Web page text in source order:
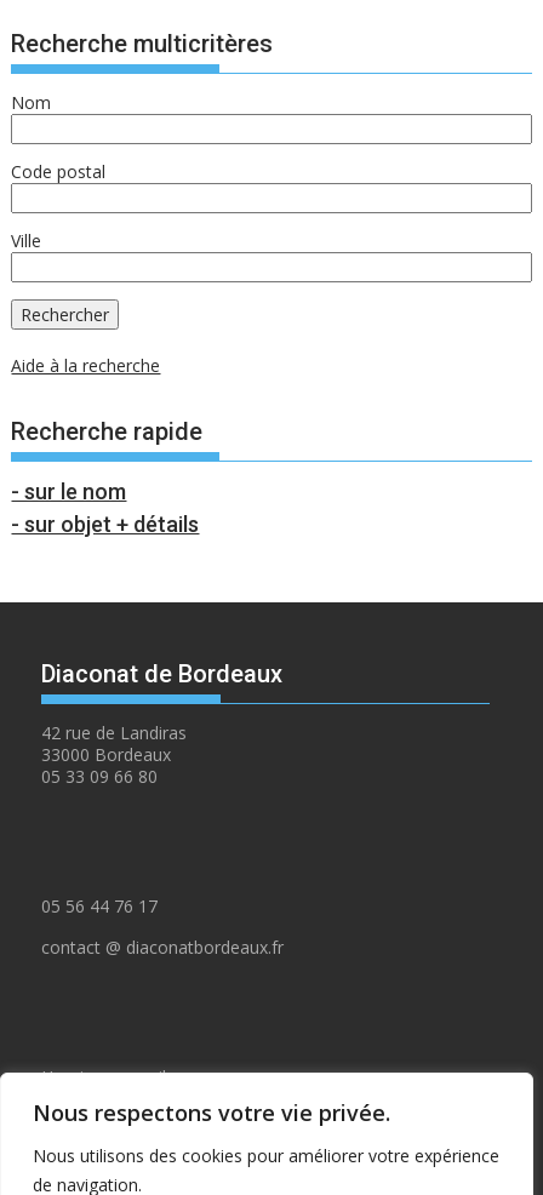
Nous respectons votre vie privée.
Nous utilisons des cookies pour améliorer votre expérience
de navigation.
Recherche multicritères
Nom
Code postal
Ville
Aide à la recherche
Recherche rapide
- sur le nom
- sur objet + détails
Diaconat de Bordeaux
42 rue de Landiras
33000 Bordeaux
05 33 09 66 80
05 56 44 76 17
contact @ diaconatbordeaux.fr
Horaires accueil :
du lundi au jeudi de 09:00 à 12:30
et de 14:00 à 17:00